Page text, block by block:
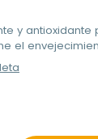
y antioxidante
el